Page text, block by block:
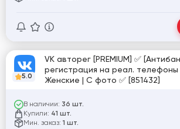
5.0
VK авторег [PREMIUM] ✅
регистрация на реал. телефоны
Женские | С фото ✅ [851432]
В наличии: 36 шт.
Купили: 41 шт.
Мин. заказ: 1 шт.